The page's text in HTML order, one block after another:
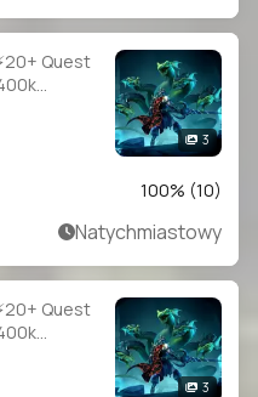
Quest
3
100% (10)
Natychmiastowy
Quest
3